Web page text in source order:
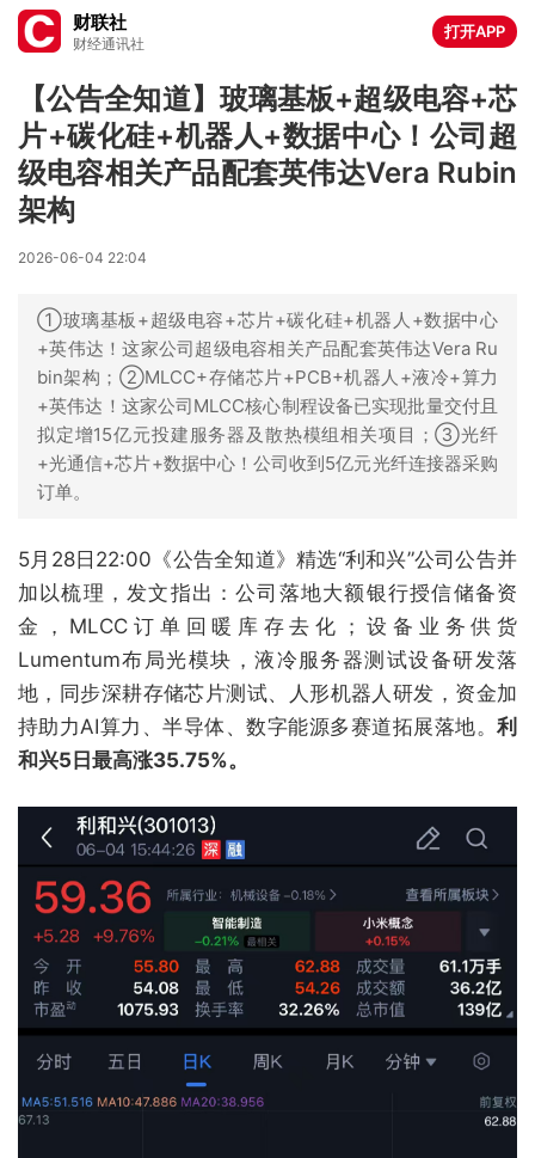
财联社
财经通讯社
打开APP
【公告全知道】玻璃基板+超级电容+芯
片+碳化硅+机器人+数据中心！公司超
级电容相关产品配套英伟达Vera Rubin
架构
2026-06-04 22:04
①玻璃基板+超级电容+芯片+碳化硅+机器人+数据中心
+英伟达！这家公司超级电容相关产品配套英伟达Vera Ru
bin架构；②MLCC+存储芯片+PCB+机器人+液冷+算力
+英伟达！这家公司MLCC核心制程设备已实现批量交付且
拟定增15亿元投建服务器及散热模组相关项目；③光纤
+光通信+芯片+数据中心！公司收到5亿元光纤连接器采购
订单。
5月28日22:00《公告全知道》精选“利和兴”公司公告并
加以梳理，发文指出：公司落地大额银行授信储备资
金，MLCC订单回暖库存去化；设备业务供货
Lumentum布局光模块，液冷服务器测试设备研发落
地，同步深耕存储芯片测试、人形机器人研发，资金加
持助力AI算力、半导体、数字能源多赛道拓展落地。 利
和兴5日最高涨35.75%。